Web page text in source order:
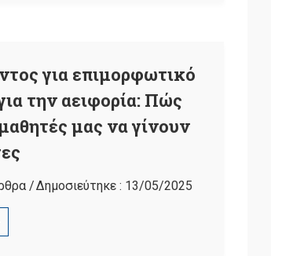
για επιμορφωτικό
την αειφορία: Πώς
μας να γίνουν
/Δημοσιεύτηκε : 13/05/2025